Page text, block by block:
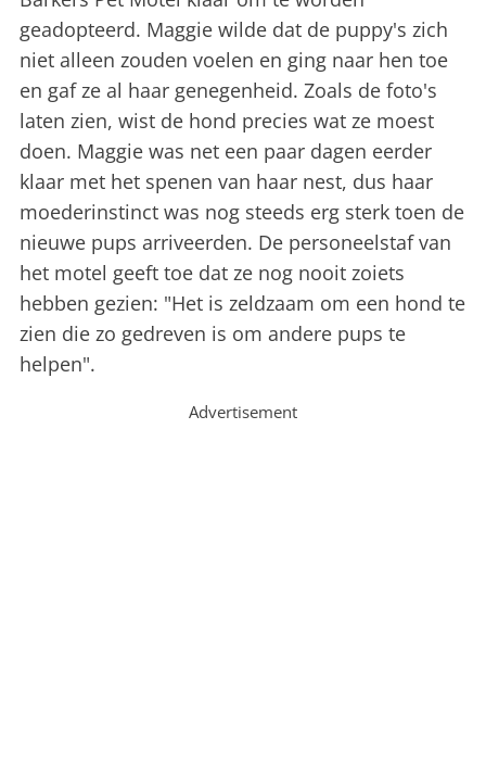
geadopteerd. Maggie wilde dat de puppy's zich
niet alleen zouden voelen en ging naar hen toe
en gaf ze al haar genegenheid. Zoals de foto's
laten zien, wist de hond precies wat ze moest
doen. Maggie was net een paar dagen eerder
klaar met het spenen van haar nest, dus haar
moederinstinct was nog steeds erg sterk toen de
nieuwe pups arriveerden. De personeelstaf van
het motel geeft toe dat ze nog nooit zoiets
hebben gezien: "Het is zeldzaam om een hond te
zien die zo gedreven is om andere pups te
helpen".
Advertisement